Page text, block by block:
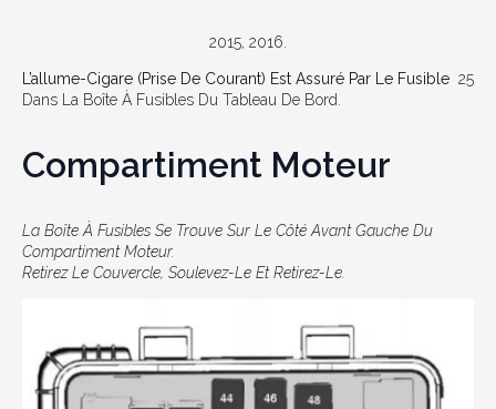
2015, 2016.
L’allume-Cigare (prise De Courant) Est Assuré Par Le Fusible 25
Dans La Boîte À Fusibles Du Tableau De Bord.
Compartiment Moteur
La Boîte À Fusibles Se Trouve Sur Le Côté Avant Gauche Du
Compartiment Moteur.
Retirez Le Couvercle, Soulevez-Le Et Retirez-Le.